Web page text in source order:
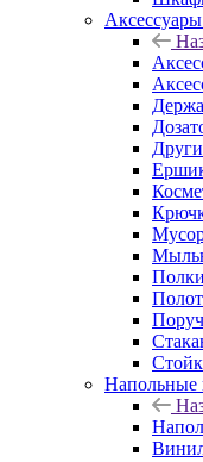
Напольные